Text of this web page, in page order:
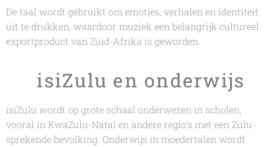
De taal wordt gebruikt om emoties, verhalen en identiteit
uit te drukken, waardoor muziek een belangrijk cultureel
exportproduct van Zuid-Afrika is geworden.
📚 isiZulu en onderwijs
isiZulu wordt op grote schaal onderwezen in scholen,
vooral in KwaZulu-Natal en andere regio's met een Zulu-
sprekende bevolking. Onderwijs in moedertalen wordt